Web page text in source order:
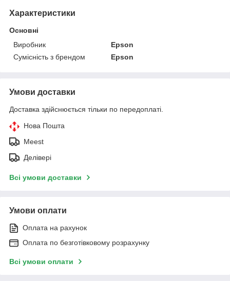
Характеристики
Основні
Виробник
Epson
Сумісність з брендом
Epson
Умови доставки
Доставка здійснюється тільки по передоплаті.
Нова Пошта
Meest
Делівері
Всі умови доставки
Умови оплати
Оплата на рахунок
Оплата по безготівковому розрахунку
Всі умови оплати